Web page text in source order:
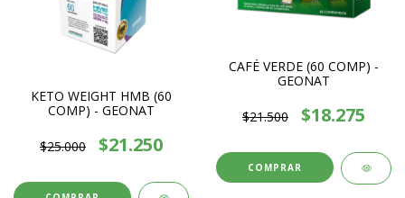
KETO WEIGHT HMB (60
COMP) - GEONAT
$25.000 $21.250
CAFÉ VERDE (60 COMP) -
GEONAT
$21.500 $18.275